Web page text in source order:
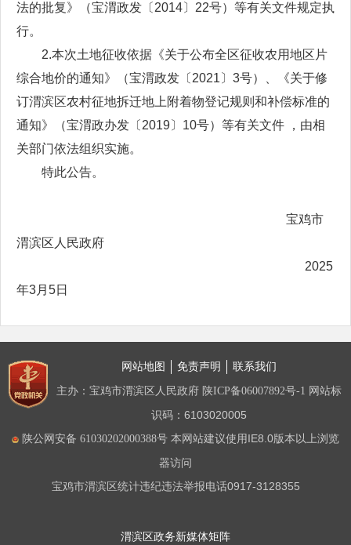
法的批复》（宝渭政发〔2014〕22号）等有关文件规定执
行。
2.本次土地征收依据《关于公布全区征收农用地区片
综合地价的通知》（宝渭政发〔2021〕3号）、《关于修
订渭滨区农村征地拆迁地上附着物登记规则和补偿标准的
通知》（宝渭政办发〔2019〕10号）等有关文件 ，由相
关部门依法组织实施。
特此公告。
宝鸡市
渭滨区人民政府
2025
年3月5日
网站地图 免责声明 联系我们
主办：宝鸡市渭滨区人民政府 陕ICP备06007892号-1 网站标
识码：6103020005
陕公网安备 61030202000388号本网站建议使用IE8.0版本以上浏览
器访问
宝鸡市渭滨区统计违纪违法举报电话0917-3128355
渭滨区政务新媒体矩阵